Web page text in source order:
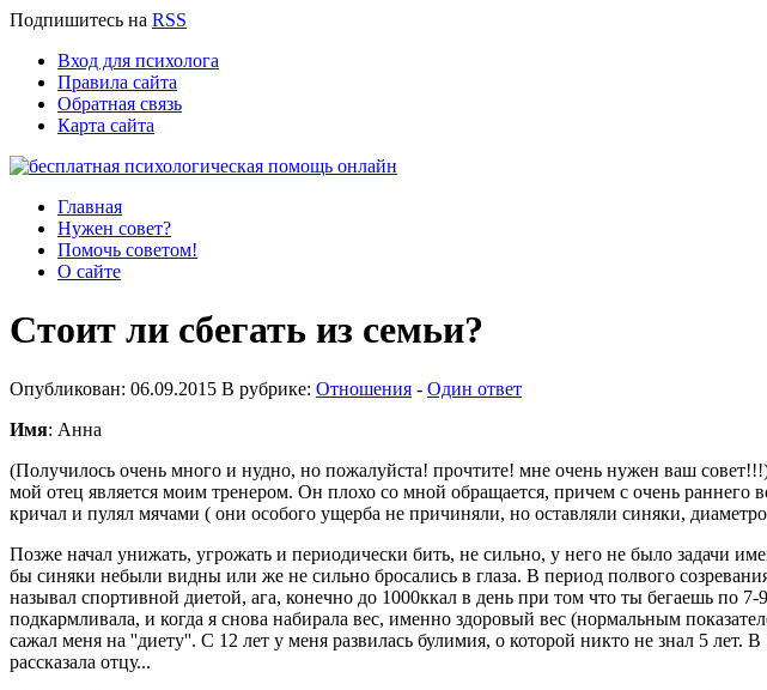
Подпишитесь на RSS
Вход для психолога
Правила сайта
Обратная связь
Карта сайта
Главная
Нужен совет?
Помочь советом!
О сайте
Стоит ли сбегать из семьи?
Опубликован: 06.09.2015 В рубрике: Отношения - Один ответ
Имя: Анна
(Получилось очень много и нудно, но пожалуйста! прочтите! мне очень нужен ваш
мой отец является моим тренером. Он плохо со мной обращается, причем с очень раннего
кричал и пулял мячами ( они особого ущерба не причиняли, но оставляли синяки,
Позже начал унижать, угрожать и периодически бить, не сильно, у него не было задачи
бы синяки небыли видны или же не сильно бросались в глаза. В период полвого
называл спортивной диетой, ага, конечно до 1000ккал в день при том что ты бегаешь по
подкармливала, и когда я снова набирала вес, именно здоровый вес (нормальным
сажал меня на ''диету''. C 12 лет у меня развилась булимия, о которой никто не знал 5 лет.
рассказала отцу...